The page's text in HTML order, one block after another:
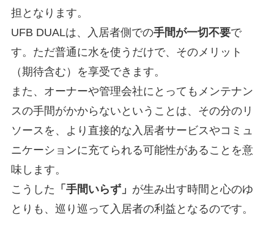
担となります。
UFB DUALは、入居者側での手間が一切不要で
す。ただ普通に水を使うだけで、そのメリット
（期待含む）を享受できます。
また、オーナーや管理会社にとってもメンテナン
スの手間がかからないということは、その分のリ
ソースを、より直接的な入居者サービスやコミュ
ニケーションに充てられる可能性があることを意
味します。
こうした 「手間いらず」 が生み出す時間と心のゆ
とりも、巡り巡って入居者の利益となるのです。